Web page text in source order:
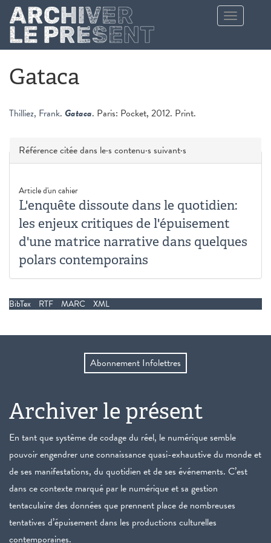
Aller au contenu principal
Toggle
navigation
Gataca
Thilliez, Frank. Gataca. Paris: Pocket, 2012. Print.
Masquer
Référence citée dans le·s contenu·s suivant·s
Article d'un cahier
L'enquête dissoute dans le quotidien:
les enjeux critiques de l'épuisement
d'une matrice narrative dans quelques
polars contemporains
BibTex RTF MARC XML
Abonnement Infolettres
Archiver le présent
En tant que système de codage du réel, le numérique semble
pouvoir engendrer une connaissance quasi-exhaustive du monde et
de ses manifestations, du quotidien et de ses événements. C’est
dans ce contexte marqué par le numérique et sa gestion
tentaculaire des données que prennent place de nombreuses
tentatives d’épuisement dans les productions culturelles
contemporaines.